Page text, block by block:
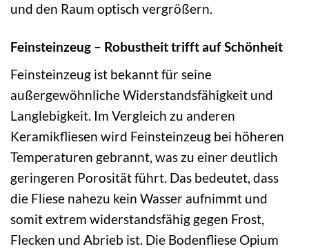
und den Raum optisch vergrößern.
Feinsteinzeug – Robustheit trifft auf Schönheit
Feinsteinzeug ist bekannt für seine
außergewöhnliche Widerstandsfähigkeit und
Langlebigkeit. Im Vergleich zu anderen
Keramikfliesen wird Feinsteinzeug bei höheren
Temperaturen gebrannt, was zu einer deutlich
geringeren Porosität führt. Das bedeutet, dass
die Fliese nahezu kein Wasser aufnimmt und
somit extrem widerstandsfähig gegen Frost,
Flecken und Abrieb ist. Die Bodenfliese Opium